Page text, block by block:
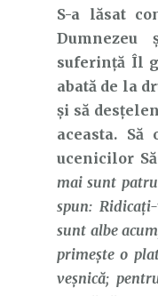
S-a lăsat
suferință Îl
abată de la
și să
aceasta. Să
ucenicilor
mai sunt
spun:
sunt albe
primește o
veșnică;